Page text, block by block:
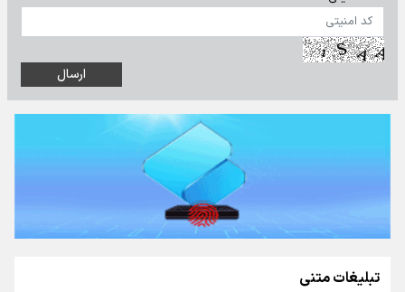
تبلیغات متنی